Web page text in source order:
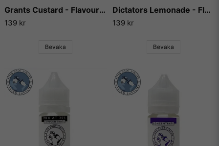
Grants Custard - Flavour Boss
139 kr
Bevaka
Dictators Lemonade - Flavour Boss
139 kr
Bevaka